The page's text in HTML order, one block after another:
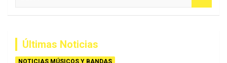
Últimas Noticias
NOTICIAS MÚSICOS Y BANDAS